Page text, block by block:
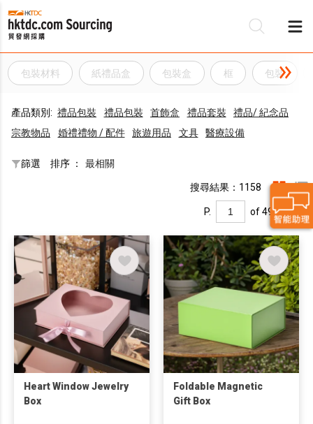
包裝材料 紙禮品盒 包裝盒 框 包裝
產品類別: 禮品包裝 禮品包裝 首飾盒 禮品套裝
禮品/ 紀念品
宗教物品
婚禮禮物 / 配件 旅遊用品 文具 醫療設備
篩選 排序 ： 最相關
搜尋結果：1158
P. of 49
Heart Window Jewelry
Box
Foldable Magnetic
Gift Box